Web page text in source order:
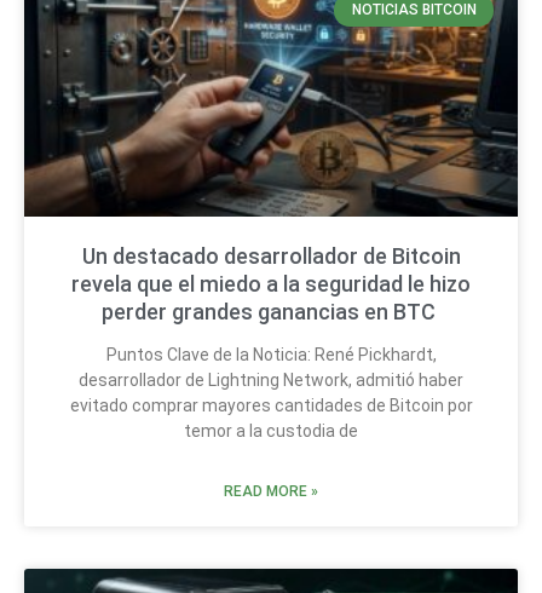
NOTICIAS BITCOIN
Un destacado desarrollador de Bitcoin
revela que el miedo a la seguridad le hizo
perder grandes ganancias en BTC
Puntos Clave de la Noticia: René Pickhardt,
desarrollador de Lightning Network, admitió haber
evitado comprar mayores cantidades de Bitcoin por
temor a la custodia de
READ MORE »